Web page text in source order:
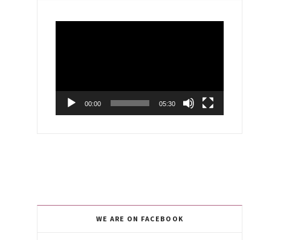
00:00 05:30
WE ARE ON FACEBOOK